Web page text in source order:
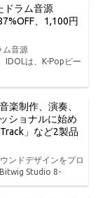
ドラム音源
、1,100円
ム音源
IDOLは、K-Popビー
楽制作、演奏、
ショナルに始め
」など2製品
ンドデザインをプロ
Studio 8-